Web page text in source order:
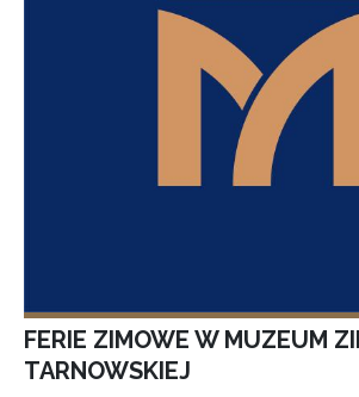
FERIE ZIMOWE W MUZEUM
TARNOWSKIEJ